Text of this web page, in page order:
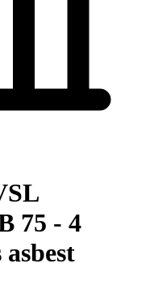
75 - 4